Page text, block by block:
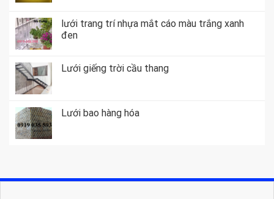
lưới trang trí nhựa mắt cáo màu trắng xanh
đen
Lưới giếng trời cầu thang
Lưới bao hàng hóa